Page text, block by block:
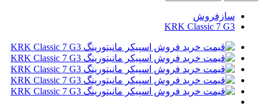
سازفروش
KRK Classic 7 G3